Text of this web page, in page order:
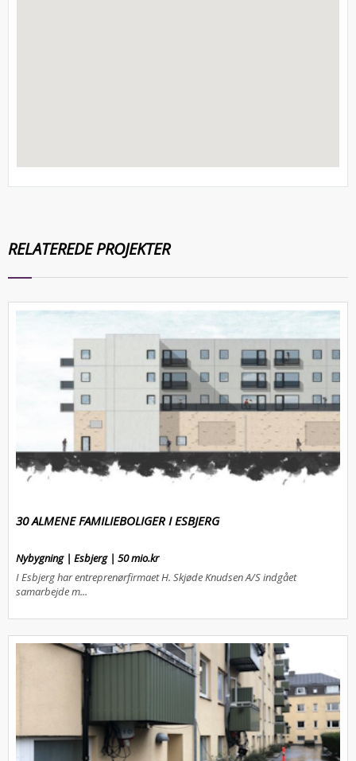
RELATEREDEPROJEKTER
30 ALMENE FAMILIEBOLIGER I ESBJERG
Nybygning | Esbjerg | 50 mio.kr
I Esbjerg har entreprenørfirmaet H. Skjøde Knudsen A/S indgået
samarbejde m...